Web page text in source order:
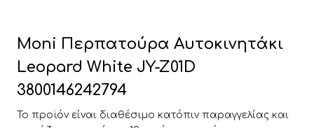
Moni Περπατούρα Αυτοκινητάκι
Leopard White JY-Z01D
3800146242794
Το προϊόν είναι διαθέσιμο κατόπιν παραγγελίας και